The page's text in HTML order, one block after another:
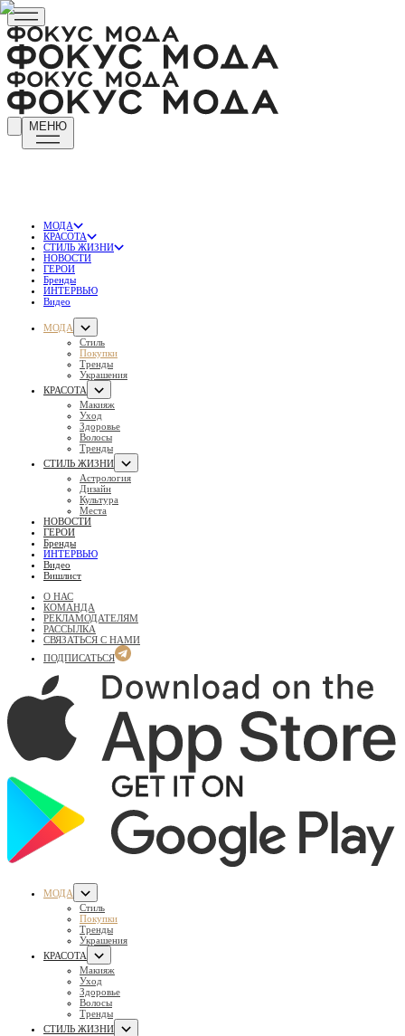
МЕНЮ
МОДА
КРАСОТА
СТИЛЬ ЖИЗНИ
НОВОСТИ
ГЕРОИ
Бренды
ИНТЕРВЬЮ
Видео
МОДА
Стиль
Покупки
Тренды
Украшения
КРАСОТА
Макияж
Уход
Здоровье
Волосы
Тренды
СТИЛЬ ЖИЗНИ
Астрология
Дизайн
Культура
Места
НОВОСТИ
ГЕРОИ
Бренды
ИНТЕРВЬЮ
Видео
Вишлист
О НАС
КОМАНДА
РЕКЛАМОДАТЕЛЯМ
РАССЫЛКА
СВЯЗАТЬСЯ С НАМИ
ПОДПИСАТЬСЯ
МОДА
Стиль
Покупки
Тренды
Украшения
КРАСОТА
Макияж
Уход
Здоровье
Волосы
Тренды
СТИЛЬ ЖИЗНИ